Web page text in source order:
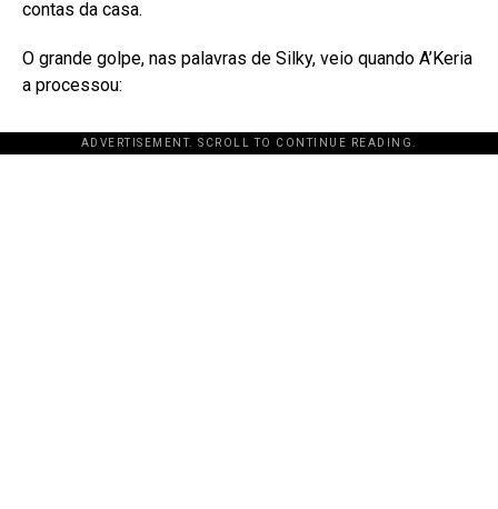
contas da casa.
O grande golpe, nas palavras de Silky, veio quando A’Keria
a processou:
ADVERTISEMENT. SCROLL TO CONTINUE READING.